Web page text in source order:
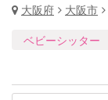
大阪府
大阪市
ベビーシッター